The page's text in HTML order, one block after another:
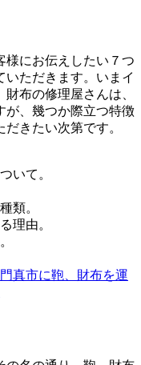
様にお伝えしたい７つ
ただきます。いまイ
布の修理屋さんは、
が、幾つか際立つ特徴
きたい次第です。
いて。
類。
理由。
真市に鞄、財布を運